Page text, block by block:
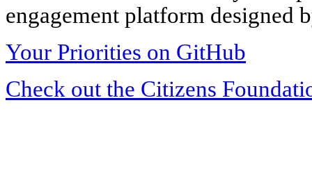
engagement platform designed
Your Priorities on GitHub
Check out the Citizens